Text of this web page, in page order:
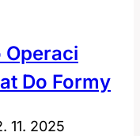
Operaci
Do Formy
11. 2025